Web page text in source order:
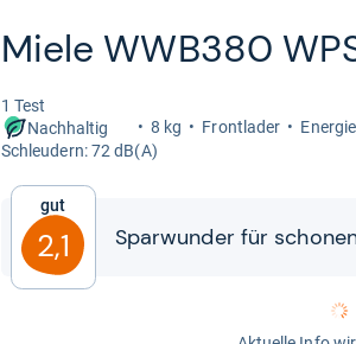
Miele WWB380
1 Test
Nachhaltig
8 kg Front­la­der
Schleu­dern: 72 dB(A)
Gut
2,1 Spar­wun­der für